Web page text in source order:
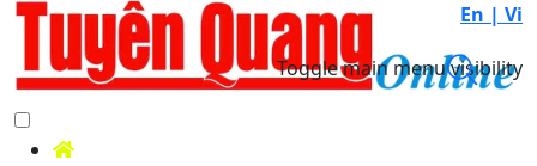
En | Vi
Toggle main menu visibility